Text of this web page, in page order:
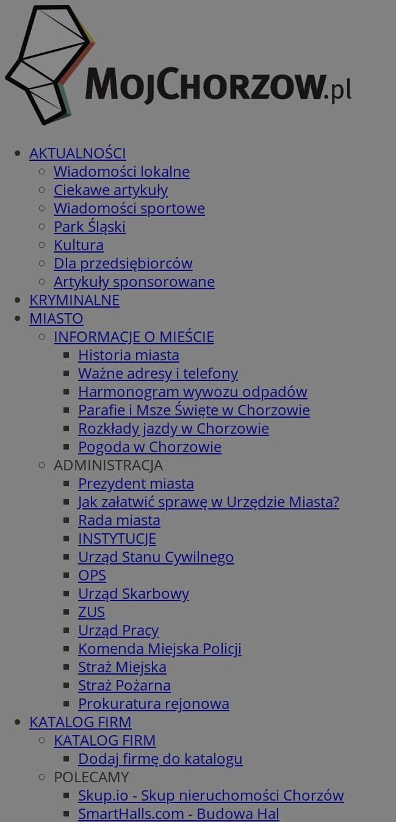
AKTUALNOŚCI
Wiadomości lokalne
Ciekawe artykuły
Wiadomości sportowe
Park Śląski
Kultura
Dla przedsiębiorców
Artykuły sponsorowane
KRYMINALNE
MIASTO
INFORMACJE O MIEŚCIE
Historia miasta
Ważne adresy i telefony
Harmonogram wywozu odpadów
Parafie i Msze Święte w Chorzowie
Rozkłady jazdy w Chorzowie
Pogoda w Chorzowie
ADMINISTRACJA
Prezydent miasta
Jak załatwić sprawę w Urzędzie Miasta?
Rada miasta
INSTYTUCJE
Urząd Stanu Cywilnego
OPS
Urząd Skarbowy
ZUS
Urząd Pracy
Komenda Miejska Policji
Straż Miejska
Straż Pożarna
Prokuratura rejonowa
KATALOG FIRM
KATALOG FIRM
Dodaj firmę do katalogu
POLECAMY
Skup.io - Skup nieruchomości Chorzów
SmartHalls.com - Budowa Hal